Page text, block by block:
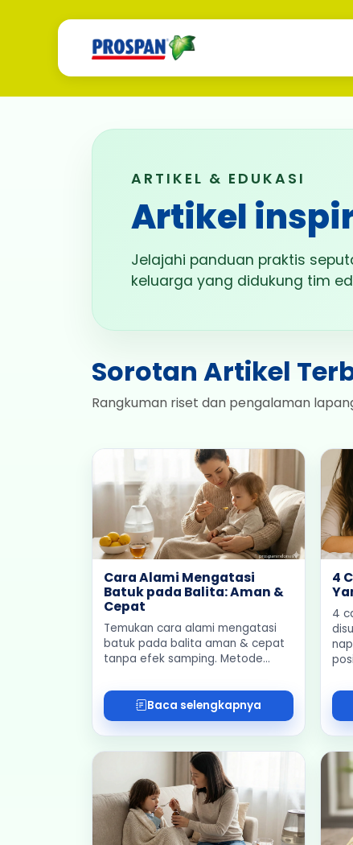
ARTIKEL & EDUKASI
Artikel
Jelajahi panduan praktis
keluarga yang didukung tim
Sorotan Artikel
Rangkuman riset dan pengalaman
Cara Alami Mengatasi
Batuk pada Balita: Aman &
Cepat
Temukan cara alami mengatasi
batuk pada balita aman & cepat
tanpa efek samping. Metode
untuk kesembuhan si kecil
maksimal.Baca selengkapnya
4
4